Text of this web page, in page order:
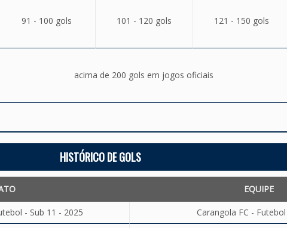
91 - 100 gols 101 - 120 gols 121 - 150 gols
acima de 200 gols em jogos oficiais
HISTÓRICO DE GOLS
EQUIPE
- Sub 11 - 2025 Carangola FC - Futebol